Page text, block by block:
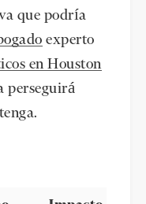
que podría
experto
en Houston
perseguirá